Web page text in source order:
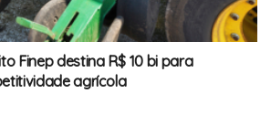
Finep destina R$ 10 bi para
agrícola